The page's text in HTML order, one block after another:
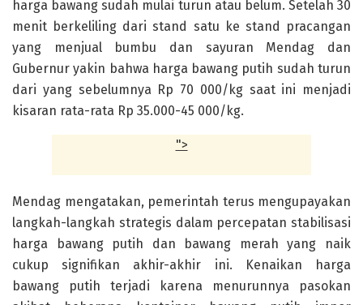
harga bawang sudah mulai turun atau belum. Setelah 30
menit berkeliling dari stand satu ke stand pracangan
yang menjual bumbu dan sayuran Mendag dan
Gubernur yakin bahwa harga bawang putih sudah turun
dari yang sebelumnya Rp 70 000/kg saat ini menjadi
kisaran rata-rata Rp 35.000-45 000/kg.
">
Mendag mengatakan, pemerintah terus mengupayakan
langkah-langkah strategis dalam percepatan stabilisasi
harga bawang putih dan bawang merah yang naik
cukup signifikan akhir-akhir ini. Kenaikan harga
bawang putih terjadi karena menurunnya pasokan